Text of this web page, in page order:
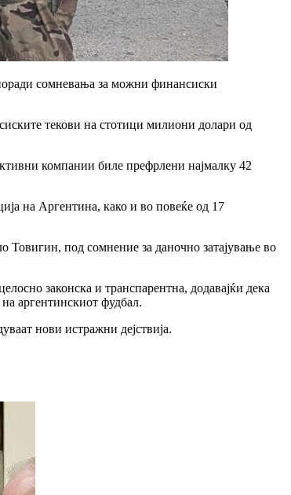
сомневања за можни финансиски
текови на стотици милиони долари од
компании биле префрлени најмалку 42
на Аргентина, како и во повеќе од 17
Товигин, под сомнение за даночно затајување во
законска и транспарентна, додавајќи дека
аргентинскиот фудбал.
нови истражни дејствија.